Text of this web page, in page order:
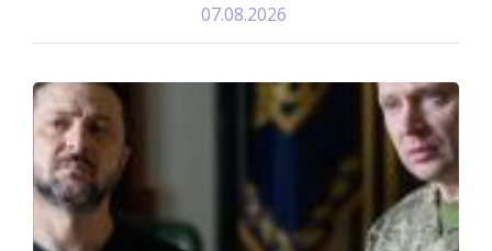
07.08.2026